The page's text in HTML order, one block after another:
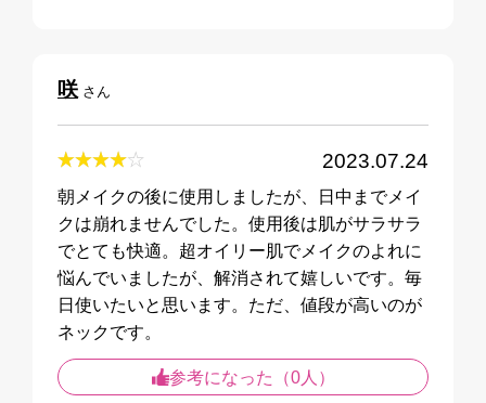
咲さん
2023.07.24
朝メイクの後に使用しましたが、日中までメイ
クは崩れませんでした。使用後は肌がサラサラ
でとても快適。超オイリー肌でメイクのよれに
悩んでいましたが、解消されて嬉しいです。毎
日使いたいと思います。ただ、値段が高いのが
ネックです。
参考になった（0人）